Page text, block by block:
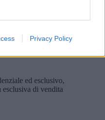
Privacy Policy
ed esclusivo,
di vendita